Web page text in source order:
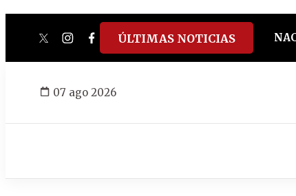
twitterinstagram
facebook
tiktokyoutube
spotify
ÚLTIMAS NOTICIAS
07 ago 2026